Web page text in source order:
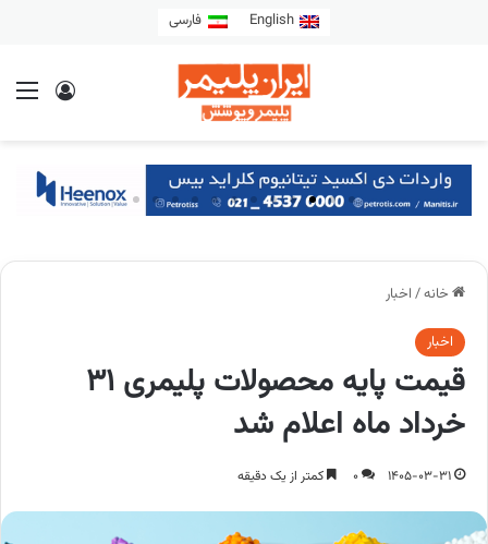
English فارسی
خانه/ اخبار
اخبار
قیمت پایه محصولات پلیمری 31
خرداد ماه اعلام شد
1405-03-31
0 کمتر از یک دقیقه